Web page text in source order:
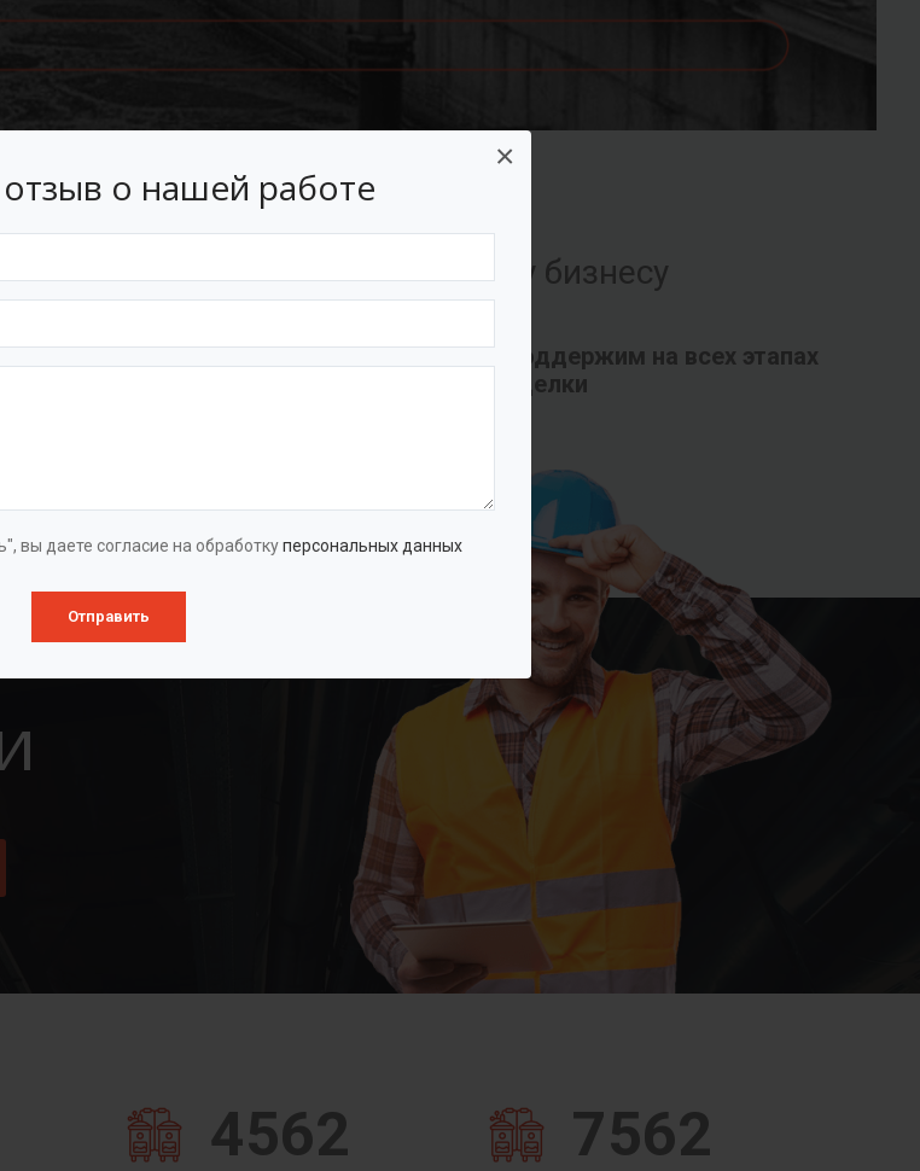
о нашей работе
вы даете согласие на обработкуперсональных данных
Отправить
×
условиях, подходящих вашему бизнесу
документы и договор
Поддержим на всех этапах
сделки
4562 7562